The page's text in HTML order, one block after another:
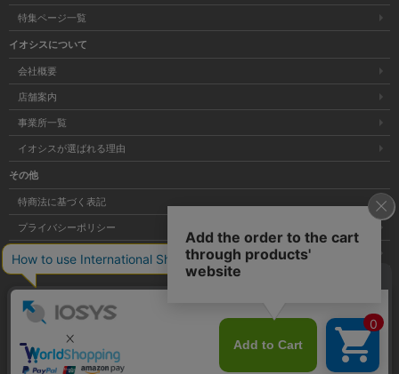
特集ページ一覧
イオシスについて
会社概要
店舗案内
事業所一覧
イオシスが選ばれる理由
その他
特商法に基づく表記
プライバシーポリシー
サイトマップ
大阪府公安委員会発行 古物商許可証 第621121002176号